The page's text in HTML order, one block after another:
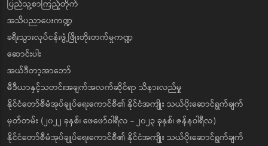
ပြည်သူ့စာကြည့်တိုက်
အသိပညာပေးကဏ္ဍ
ခရီးသွားလုပ်ငန်းဖွံ့ဖြိုးတိုးတက်မှုကဏ္ဍ
ဆောင်းပါး
အယ်ဒီတာ့အာဘော်
မီဒီယာနှင့်သတင်းအချက်အလက်ဆိုင်ရာ သိနားလည်မှု
နိုင်ငံတော်စီမံအုပ်ချုပ်ရေးကောင်စီ၏ နိုင်ငံအကျိုး သယ်ပိုးဆောင်ရွက်ချက်
မှတ်တမ်း (၂၀၂၂ ခုနှစ်၊ ဖေဖော်ဝါရီလ - ၂၀၂၃ ခုနှစ်၊ ဇန်နဝါရီလ)
နိုင်ငံတော်စီမံအုပ်ချုပ်ရေးကောင်စီ၏ နိုင်ငံအကျိုး သယ်ပိုးဆောင်ရွက်ချက်